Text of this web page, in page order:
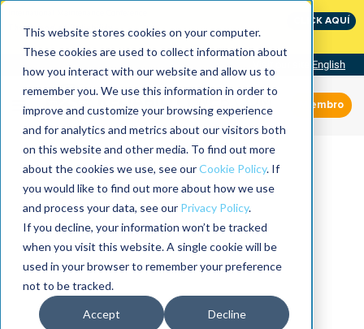
This website stores cookies on your computer.
These cookies are used to collect information about
how you interact with our website and allow us to
remember you. We use this information in order to
improve and customize your browsing experience
and for analytics and metrics about our visitors both
on this website and other media. To find out more
about the cookies we use, see ourCookie Policy. If
you would like to find out more about how we use
and process your data, see our Privacy Policy.
If you decline, your information won’t be tracked
when you visit this website. A single cookie will be
used in your browser to remember your preference
not to be tracked.
Accept Decline
The Speed of Reliability
CLICK AQUÍ
English
Miembro